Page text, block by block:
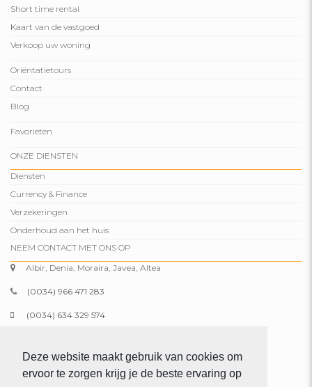
Deze website maakt gebruik van cookies om
ervoor te zorgen krijg je de beste ervaring op
Short time rental
Kaart van de vastgoed
Verkoop uw woning
Oriëntatietours
Contact
Blog
Favorieten
ONZE DIENSTEN
Diensten
Currency & Finance
Verzekeringen
Onderhoud aan het huis
NEEM CONTACT MET ONS OP
Albir, Denia, Moraira, Javea, Altea
(0034) 966 471 283
(0034) 634 329 574
www.comparepropertiesspain.com